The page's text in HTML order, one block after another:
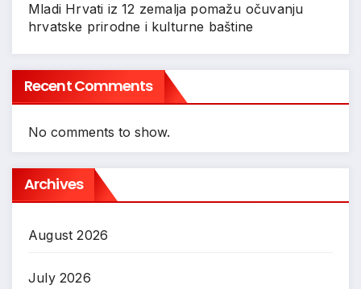
Mladi Hrvati iz 12 zemalja pomažu očuvanju
hrvatske prirodne i kulturne baštine
Recent Comments
No comments to show.
Archives
August 2026
July 2026